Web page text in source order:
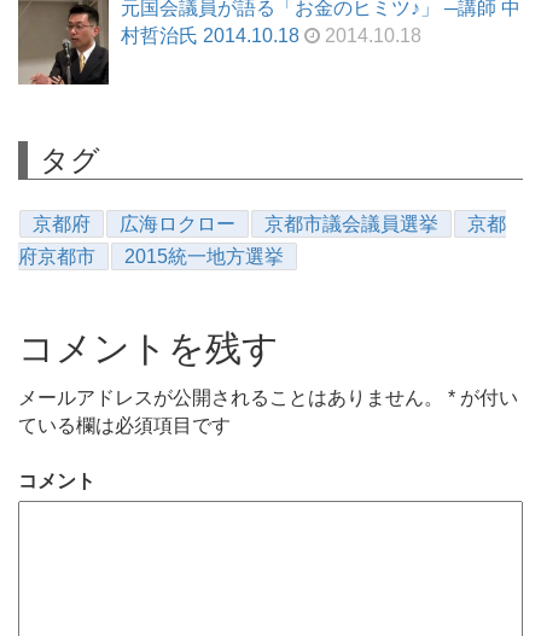
元国会議員が語る「お金のヒミツ♪」 ─講師 中
村哲治氏 2014.10.18
2014.10.18
タグ
京都府 広海ロクロー 京都市議会議員選挙
京都
府京都市
2015統一地方選挙
コメントを残す
メールアドレスが公開されることはありません。 * が付い
ている欄は必須項目です
コメント